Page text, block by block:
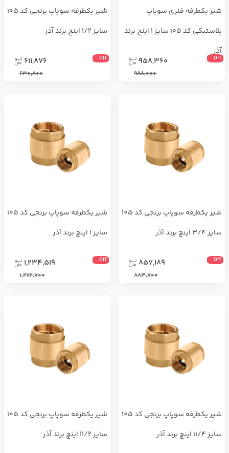
شیر یکطرفه فنری سوپاپ
پلاستیکی کد 105 سایز 1 اینچ برند
آذر
Off
958,360
988,000
شیر یکطرفه سوپاپ برنجی کد 105
سایز 1/2 اینچ برند آذر
Off
611,876
630,800
شیر یکطرفه سوپاپ برنجی کد 105
سایز 3/4 اینچ برند آذر
Off
857,189
883,700
شیر یکطرفه سوپاپ برنجی کد 105
سایز 1 اینچ برند آذر
Off
1,234,519
1,272,700
شیر یکطرفه سوپاپ برنجی کد 105
سایز 11/4 اینچ برند آذر
شیر یکطرفه سوپاپ برنجی کد 105
سایز 11/2 اینچ برند آذر